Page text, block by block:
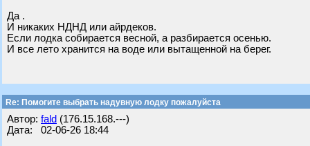
Да .
И никаких НДНД или айрдеков.
Если лодка собирается весной, а разбирается осенью.
И все лето хранится на воде или вытащенной на берег.
Re: Помогите выбрать надувную лодку пожалуйста
Автор: fald (176.15.168.---)
Дата: 02-06-26 18:44